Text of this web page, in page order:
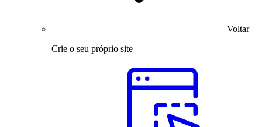
Voltar
Crie o seu próprio site